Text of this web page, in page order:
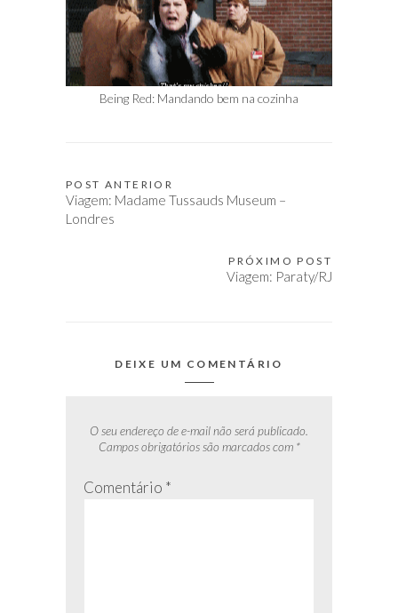
Being Red: Mandando bem na cozinha
Navegação
de
POST ANTERIOR
Viagem: Madame Tussauds Museum –
Londres
PRÓXIMO POST
Viagem: Paraty/RJ
DEIXE UM COMENTÁRIO
O seu endereço de e-mail não será publicado.
Campos obrigatórios são marcados com *
Comentário *